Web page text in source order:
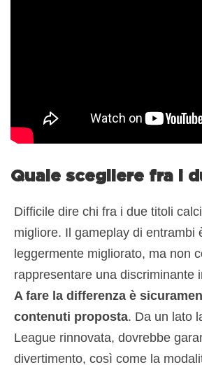
Quale scegliere fra i
Difficile dire chi fra i due titoli
migliore. Il gameplay di entrambi
leggermente migliorato, ma non
rappresentare una discriminante
A fare la differenza è
contenuti proposta. Da un lato
League rinnovata, dovrebbe
divertimento, così come la